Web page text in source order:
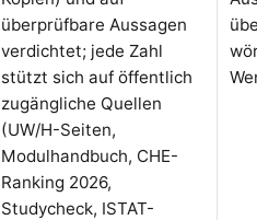
überprüfbare Aussagen
verdichtet; jede Zahl
stützt sich auf öffentlich
zugängliche Quellen
(UW/H-Seiten,
Modulhandbuch, CHE-
Ranking 2026,
Studycheck, ISTAT-